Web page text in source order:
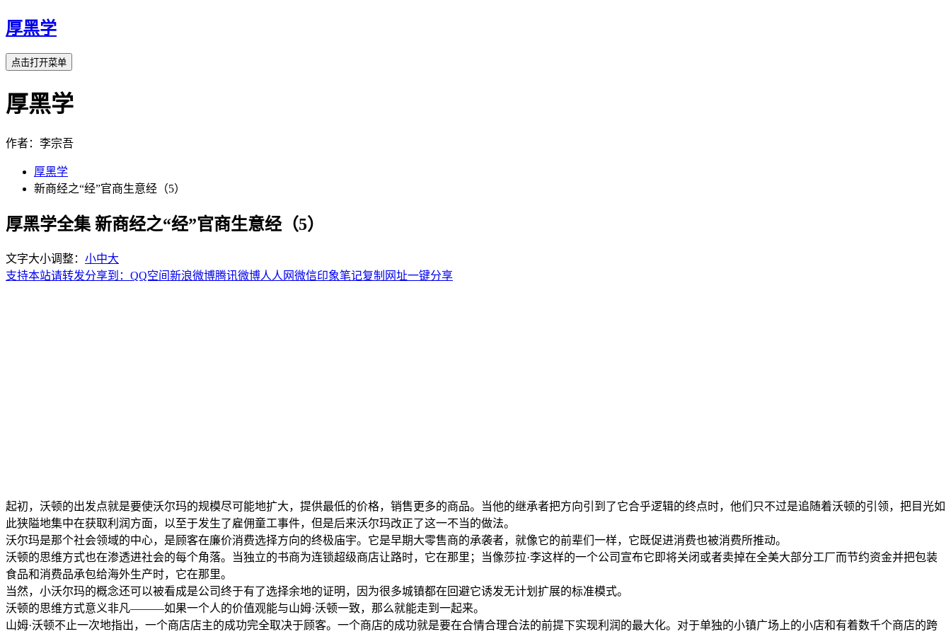
厚黑学
点击打开菜单
厚黑学
作者：李宗吾
厚黑学
新商经之“经”官商生意经（5）
厚黑学全集 新商经之“经”官商生意经（5）
文字大小调整： 小中大
支持本站请转发分享到： QQ空间新浪微博腾讯微博人人网微信印象笔记复制网址一键分享
起初，沃顿的出发点就是要使沃尔玛的规模尽可能地扩大，提供最低的价格，销售更多的商品。当他的继承者把方向引到了它合乎逻辑的终点时，他们只不过是追随着沃顿的引领，把目光如
此狭隘地集中在获取利润方面，以至于发生了雇佣童工事件，但是后来沃尔玛改正了这一不当的做法。
沃尔玛是那个社会领域的中心，是顾客在廉价消费选择方向的终极庙宇。它是早期大零售商的承袭者，就像它的前辈们一样，它既促进消费也被消费所推动。
沃顿的思维方式也在渗透进社会的每个角落。当独立的书商为连锁超级商店让路时，它在那里；当像莎拉·李这样的一个公司宣布它即将关闭或者卖掉在全美大部分工厂而节约资金并把包装
食品和消费品承包给海外生产时，它在那里。
当然，小沃尔玛的概念还可以被看成是公司终于有了选择余地的证明，因为很多城镇都在回避它诱发无计划扩展的标准模式。
沃顿的思维方式意义非凡———如果一个人的价值观能与山姆·沃顿一致，那么就能走到一起来。
山姆·沃顿不止一次地指出，一个商店店主的成功完全取决于顾客。一个商店的成功就是要在合情合理合法的前提下实现利润的最大化。对于单独的小镇广场上的小店和有着数千个商店的跨